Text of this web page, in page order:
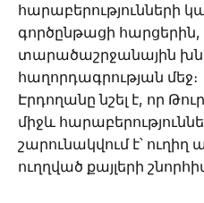
հարաբերությունների
գործընթացի
տարածաշրջանային
հաղորդագրության մեջ։
Էրդողանը նշել է, որ
միջև
շարունակվում է՝
ուղղված քայլերի